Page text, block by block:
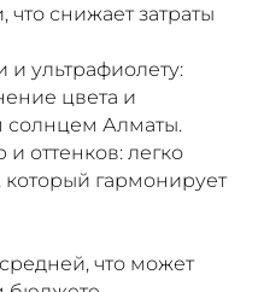
снижает затраты
и ультрафиолету:
цвета и
солнцем Алматы.
оттенков: легко
который гармонирует
что может